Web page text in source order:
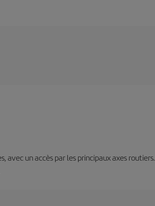
avec un accès par les principaux axes routiers.